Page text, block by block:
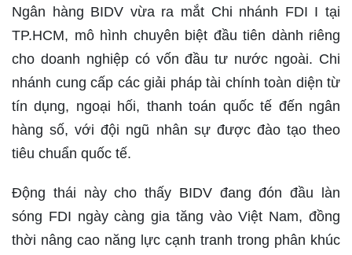
Ngân hàng BIDV vừa ra mắt Chi nhánh FDI I tại
TP.HCM, mô hình chuyên biệt đầu tiên dành riêng
cho doanh nghiệp có vốn đầu tư nước ngoài. Chi
nhánh cung cấp các giải pháp tài chính toàn diện từ
tín dụng, ngoại hối, thanh toán quốc tế đến ngân
hàng số, với đội ngũ nhân sự được đào tạo theo
tiêu chuẩn quốc tế.
Động thái này cho thấy BIDV đang đón đầu làn
sóng FDI ngày càng gia tăng vào Việt Nam, đồng
thời nâng cao năng lực cạnh tranh trong phân khúc